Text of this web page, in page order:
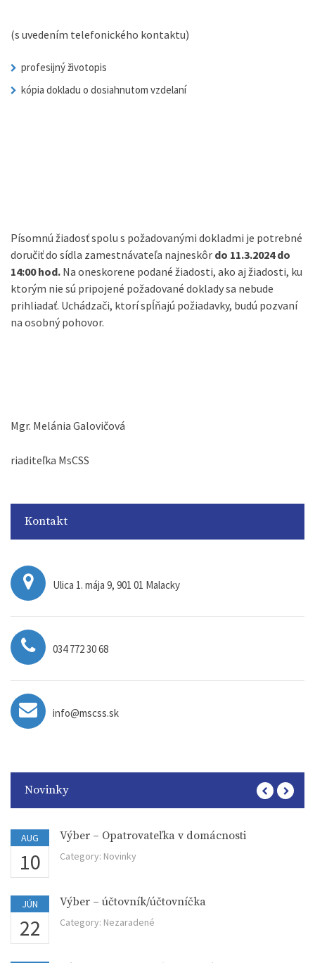
(s uvedením telefonického kontaktu)
profesijný životopis
kópia dokladu o dosiahnutom vzdelaní
Písomnú žiadosť spolu s požadovanými dokladmi je potrebné
doručiť do sídla zamestnávateľa najneskôr do 11.3.2024 do
14:00 hod. Na oneskorene podané žiadosti, ako aj žiadosti, ku
ktorým nie sú pripojené požadované doklady sa nebude
prihliadať. Uchádzači, ktorí spĺňajú požiadavky, budú pozvaní
na osobný pohovor.
Mgr. Melánia Galovičová
riaditeľka MsCSS
Kontakt
Ulica 1. mája 9, 901 01 Malacky
034 772 30 68
info@mscss.sk
Novinky
AUG
10
Výber – Opatrovateľka v domácnosti
Category: Novinky
JÚN
22
Výber – účtovník/účtovníčka
Category: Nezaradené